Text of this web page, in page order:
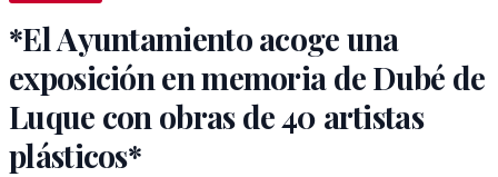
*El Ayuntamiento acoge una
exposición en memoria de Dubé de
Luque con obras de 40 artistas
plásticos*